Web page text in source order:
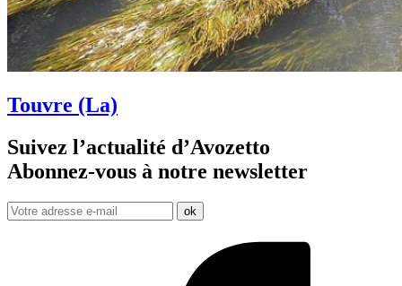
Touvre (La)
Suivez l’actualité d’Avozetto
Abonnez-vous à notre newsletter